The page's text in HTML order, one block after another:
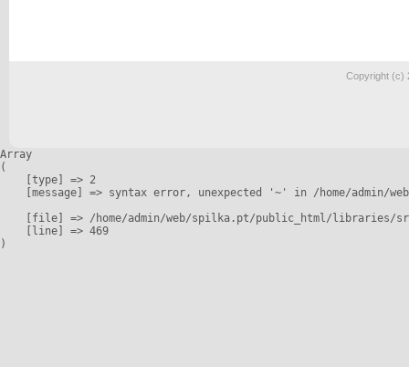
Copyright (c)
Array
(
    [type] => 2
[message] => syntax error, unexpected '~' in /home/admin/
[file] => /home/admin/web/spilka.pt/public_html/libraries/
    [line] => 469